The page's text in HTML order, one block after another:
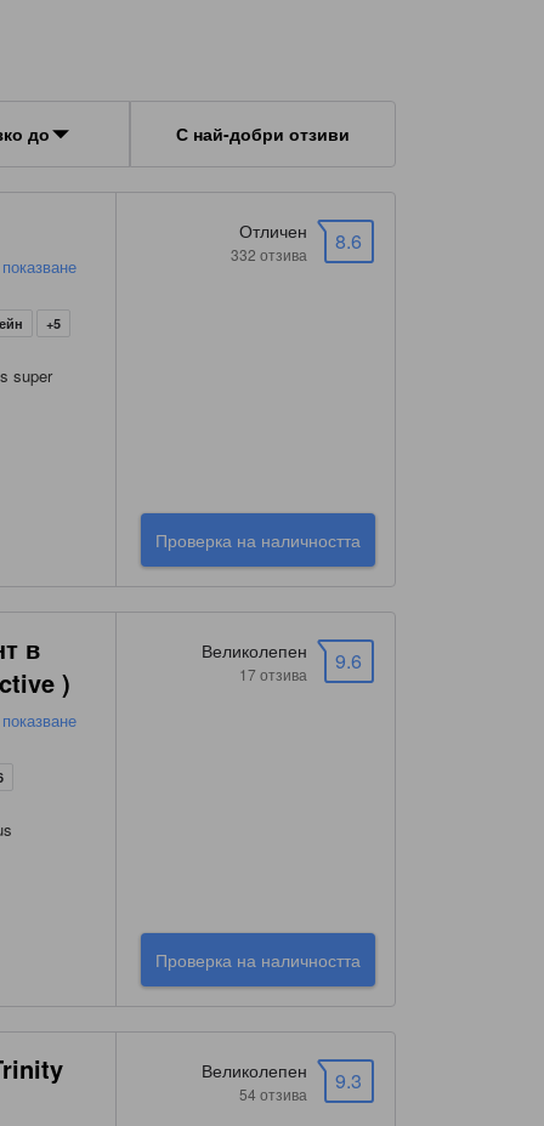
до С най-добри отзиви
+5
super
8.6
Отличен
332 отзива
Проверка на наличността
в
)
9.6
Великолепен
17 отзива
Проверка на наличността
9.3
Великолепен
54 отзива